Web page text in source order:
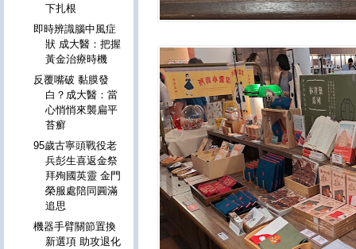
下扎根
即時辨識腦中風症
狀 成大醫：把握
黃金治療時機
反覆嘴破 黏膜發
白？成大醫：當
心悄悄來襲扁平
苔癬
95歲古寧頭戰役老
兵彭生喜返金祭
拜殉國英靈 金門
榮服處陪同圓滿
追思
機器手臂關節置換
新選項 助攻退化